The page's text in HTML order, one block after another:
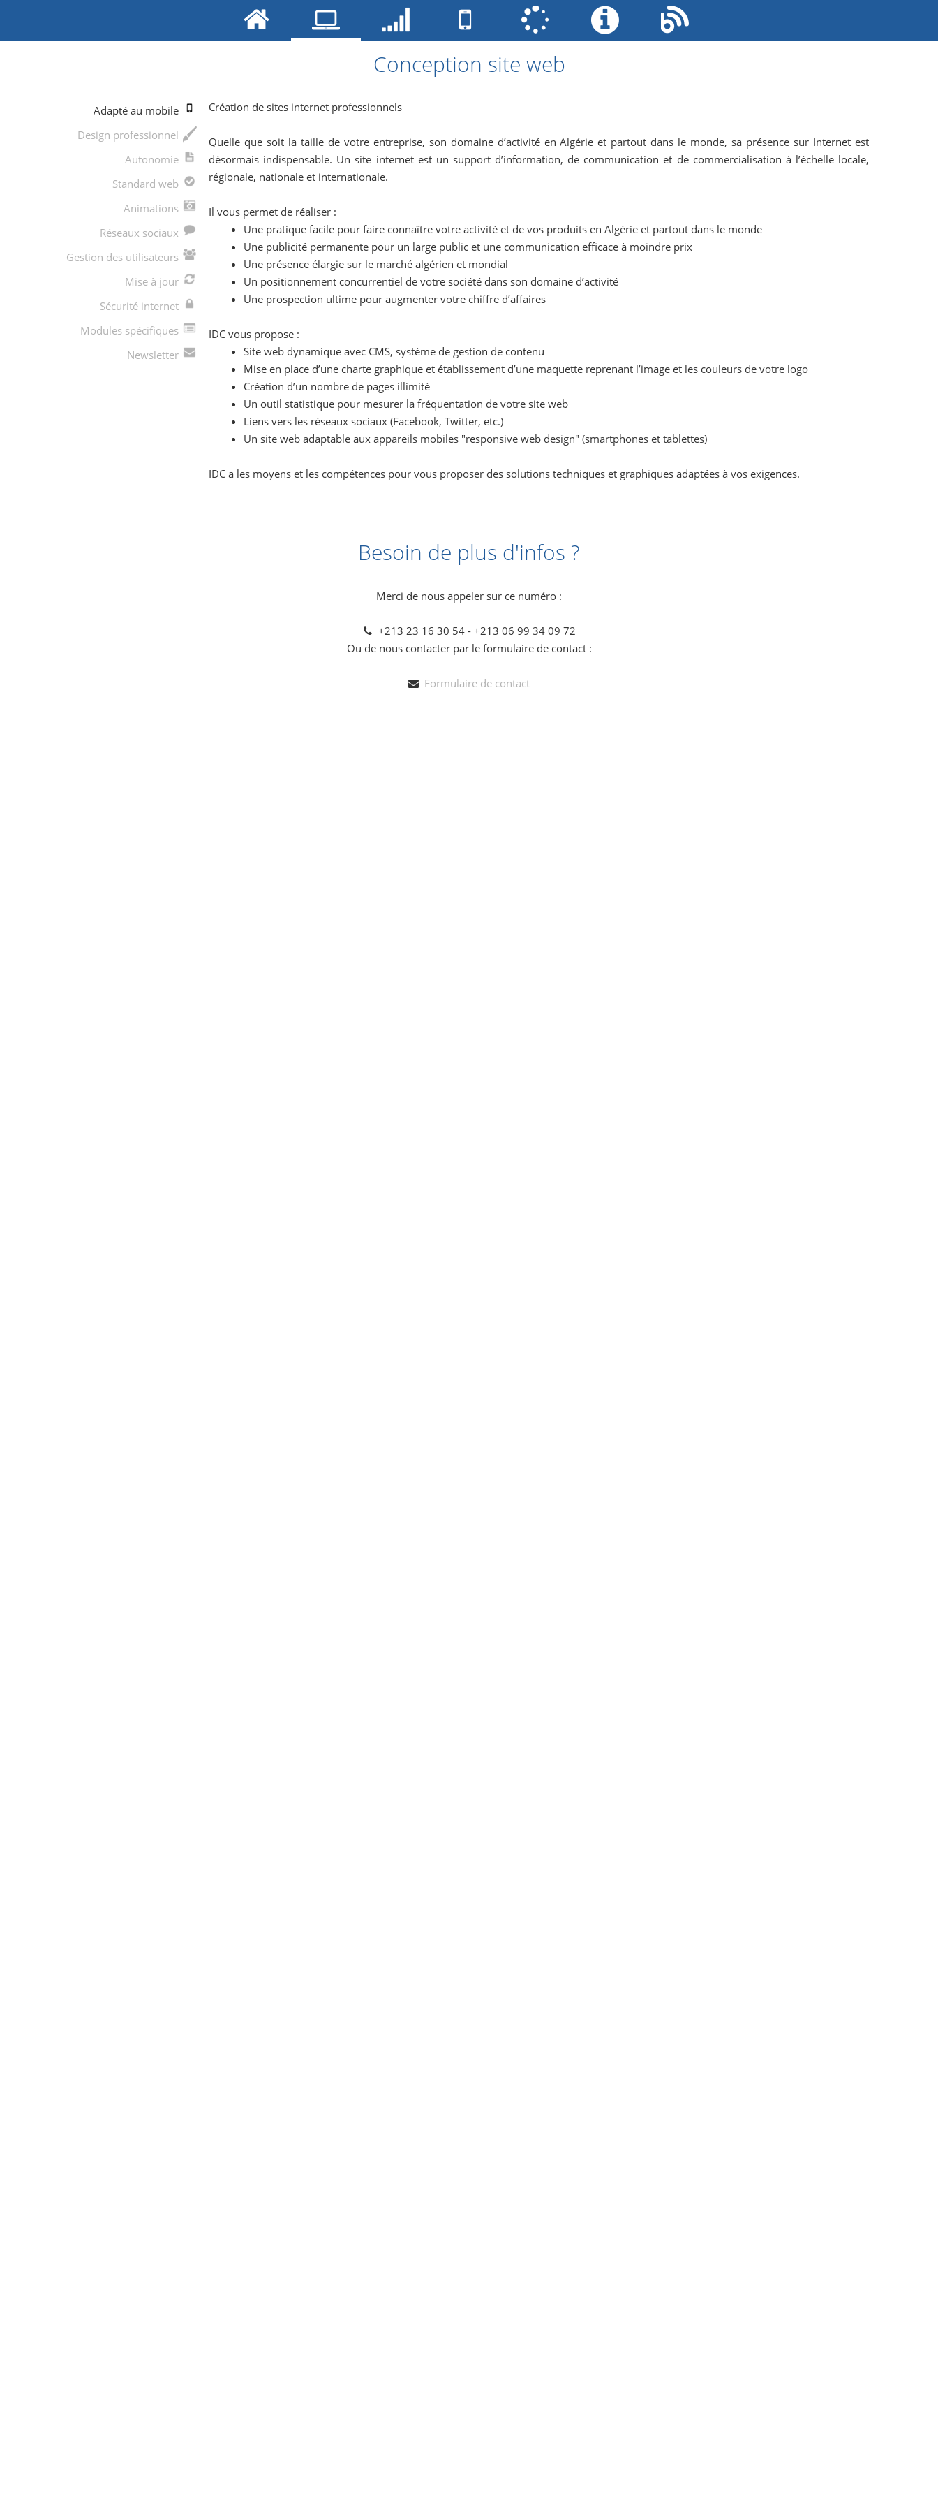
Conception site web
Adapté au mobile
Design professionnel
Autonomie
Standard web
Animations
Réseaux sociaux
Gestion des utilisateurs
Mise à jour
Sécurité internet
Modules spécifiques
Newsletter
Création de sites internet professionnels
Quelle que soit la taille de votre entreprise, son domaine d’activité en Algérie et partout dans le monde, sa présence sur Internet est
désormais indispensable. Un site internet est un support d’information, de communication et de commercialisation à l’échelle locale,
régionale, nationale et internationale.
Il vous permet de réaliser :
Une pratique facile pour faire connaître votre activité et de vos produits en Algérie et partout dans le monde
Une publicité permanente pour un large public et une communication efficace à moindre prix
Une présence élargie sur le marché algérien et mondial
Un positionnement concurrentiel de votre société dans son domaine d’activité
Une prospection ultime pour augmenter votre chiffre d’affaires
IDC vous propose :
Site web dynamique avec CMS, système de gestion de contenu
Mise en place d’une charte graphique et établissement d’une maquette reprenant l’image et les couleurs de votre logo
Création d’un nombre de pages illimité
Un outil statistique pour mesurer la fréquentation de votre site web
Liens vers les réseaux sociaux (Facebook, Twitter, etc.)
Un site web adaptable aux appareils mobiles "responsive web design" (smartphones et tablettes)
IDC a les moyens et les compétences pour vous proposer des solutions techniques et graphiques adaptées à vos exigences.
Besoin de plus d'infos ?
Merci de nous appeler sur ce numéro :
+213 23 16 30 54 - +213 06 99 34 09 72
Ou de nous contacter par le formulaire de contact :
Formulaire de contact